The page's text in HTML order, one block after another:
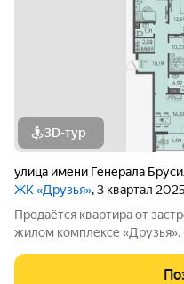
3D-тур
улица имени Генерала
ЖК «Друзья», 3 квартал 2025
Продаётся квартира от
жилом комплексе «Друзья».
Бесплатные игровая